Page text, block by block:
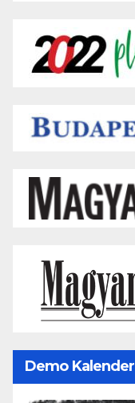
Demo Kalender